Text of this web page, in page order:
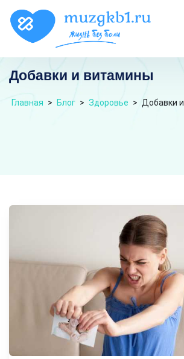
Добавки и витамины
Главная > Блог > Здоровье > Добавки